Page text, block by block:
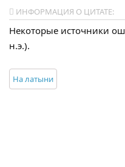
ИНФОРМАЦИЯ О ЦИТАТЕ:
Некоторые источники
н.э.).
На латыни